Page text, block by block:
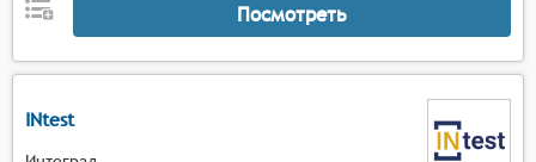
Посмотреть
INtest